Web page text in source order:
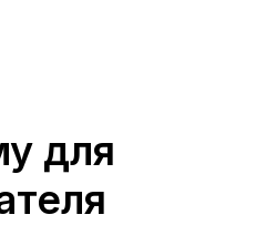
для